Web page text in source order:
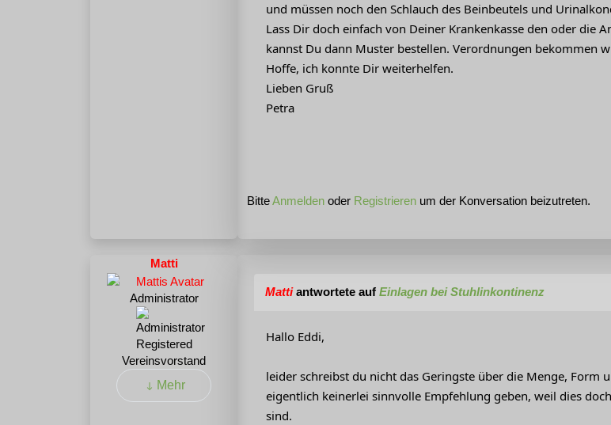
und müssen noch den Schlauch des Beinbeutels und
Lass Dir doch einfach von Deiner Krankenkasse den oder die
kannst Du dann Muster bestellen. Verordnungen bekommen
Hoffe, ich konnte Dir weiterhelfen.
Lieben Gruß
Petra
BitteAnmelden oder Registrieren um der Konversation beizutreten.
Matti
Administrator
Registered
Vereinsvorstand
Mehr
Mattiantwortete auf Einlagen bei Stuhlinkontinenz
Hallo Eddi,
leider schreibst du nicht das Geringste über die Menge, Form
eigentlich keinerlei sinnvolle Empfehlung geben, weil dies
sind.